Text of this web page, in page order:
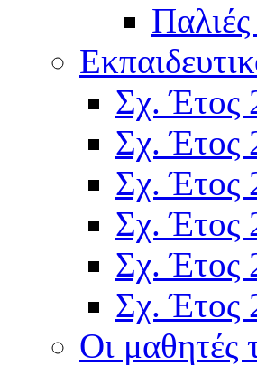
Σχ. Έτος
Σχ. Έτος
Σχ. Έτος
Σχ. Έτος
Σχ. Έτος
Σχ. Έτος
Οι μαθητές